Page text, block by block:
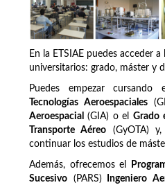
En la ETSIAE puedes acceder
universitarios: grado, máster y
Puedes empezar cursando
Tecnologías Aeroespaciales
Aeroespacial (GIA) o elGrado
Transporte Aéreo (GyOTA)
continuar los estudios de
Además, ofrecemos el
Sucesivo (PARS) Ingeniero